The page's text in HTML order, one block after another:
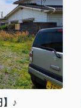
】♪